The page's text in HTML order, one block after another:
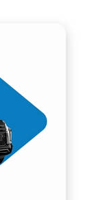
dan
Baik untuk
VIP, rental
tetap
jauh atau
dan